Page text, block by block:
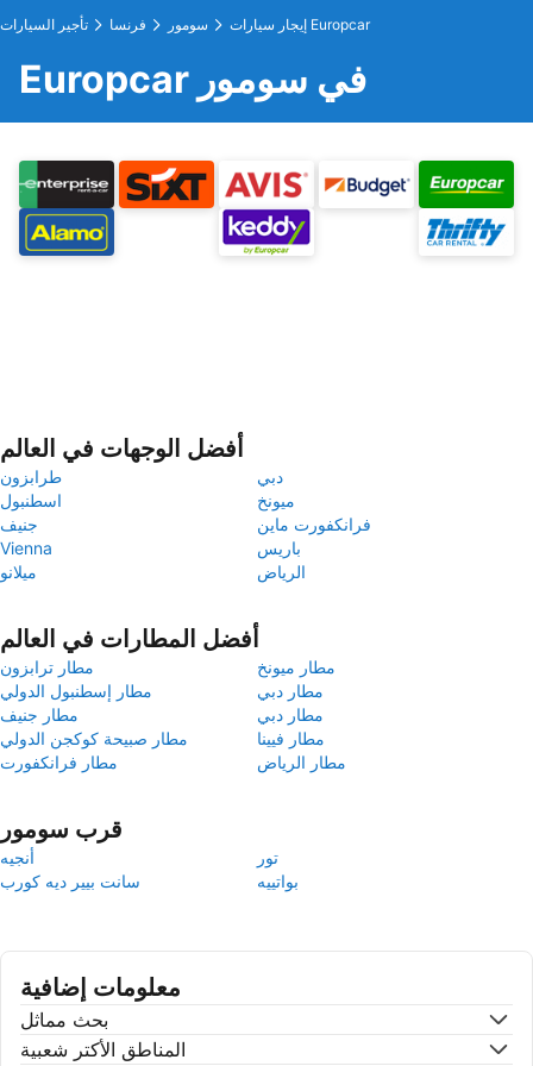
تأجير السيارات فرنسا سومور إيجار سيارات Europcar
Europcar في سومور
أفضل الوجهات في العالم
طرابزون
دبي
اسطنبول
ميونخ
جنيف
فرانكفورت ماين
Vienna
باريس
ميلانو
الرياض
أفضل المطارات في العالم
مطار ترابزون
مطار ميونخ
مطار إسطنبول الدولي
مطار دبي
مطار جنيف
مطار دبي
مطار صبيحة كوكجن الدولي
مطار فيينا
مطار فرانكفورت
مطار الرياض
قرب سومور
أنجيه
تور
سانت بيير ديه كورب
بواتييه
معلومات إضافية
بحث مماثل
المناطق الأكتر شعبية